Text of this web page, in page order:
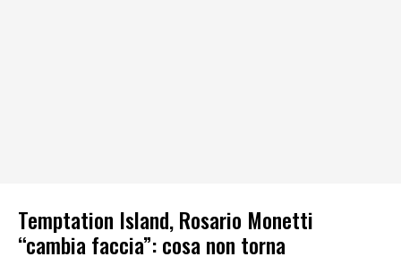
Temptation Island, Rosario Monetti
“cambia faccia”: cosa non torna